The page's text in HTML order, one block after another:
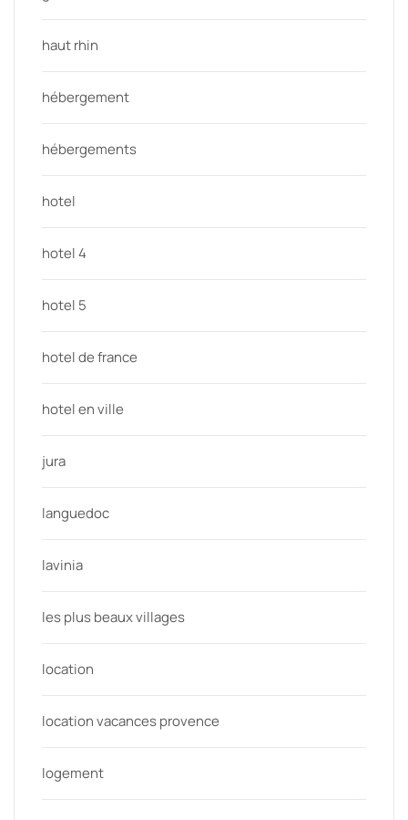
haut rhin
hébergement
hébergements
hotel
hotel 4
hotel 5
hotel de france
hotel en ville
jura
languedoc
lavinia
les plus beaux villages
location
location vacances provence
logement